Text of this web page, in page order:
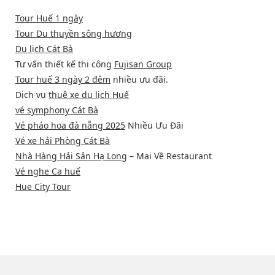
Tour Huế 1 ngày
Tour Du thuyền sông hương
Du lịch Cát Bà
Tư vấn thiết kế thi công Fujisan Group
Tour huế 3 ngày 2 đêm nhiều ưu đãi.
Dịch vụ thuê xe du lịch Huế
vé symphony Cát Bà
Vé pháo hoa đà nẵng 2025 Nhiều Ưu Đãi
Vé xe hải Phòng Cát Bà
Nhà Hàng Hải Sản Hạ Long – Mai Về Restaurant
Vé nghe Ca huế
Hue City Tour